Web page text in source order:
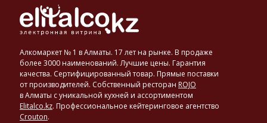
Алкомаркет № 1 в Алматы. 17 лет на рынке. В продаже
более 3000 наименований. Лучшие цены. Гарантия
качества. Сертифицированный товар. Прямые поставки
от производителей. Собственный ресторан ROJO
в Алматы с уникальной кухней и ассортиментом
Elitalco.kz. Профессиональное кейтеринговое агентство
Crouton.